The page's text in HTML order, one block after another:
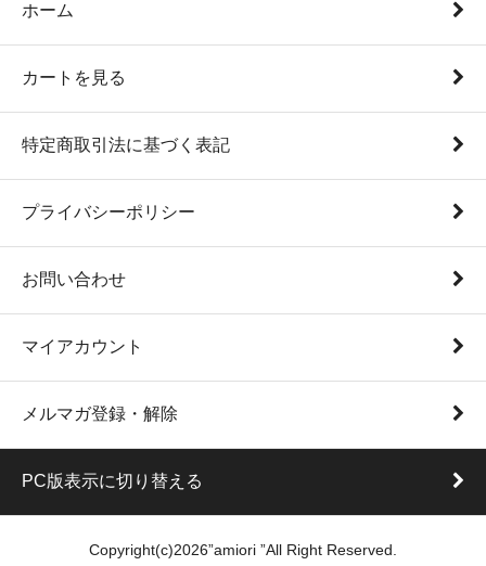
ホーム
カートを見る
特定商取引法に基づく表記
プライバシーポリシー
お問い合わせ
マイアカウント
メルマガ登録・解除
PC版表示に切り替える
Copyright(c)2026”amiori ”All Right Reserved.